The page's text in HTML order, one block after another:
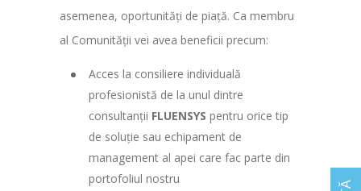
asemenea, oportunități de piață. Ca membru
al Comunității vei avea beneficii precum:
Acces la consiliere individuală
profesionistă de la unul dintre
consultanții FLUENSYS pentru orice tip
de soluție sau echipament de
management al apei care fac parte din
portofoliul nostru